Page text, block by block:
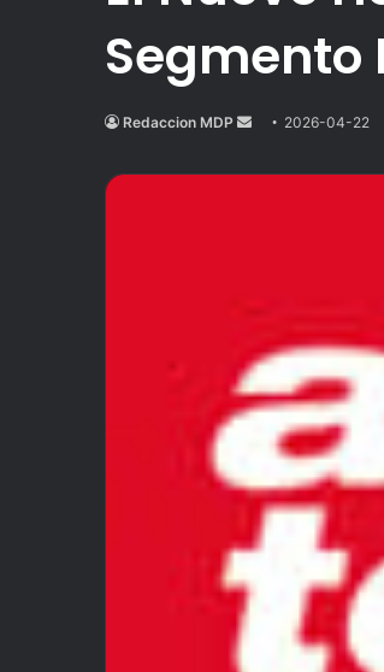
Segmento
Redaccion MDP
Send
email
2026-04-22